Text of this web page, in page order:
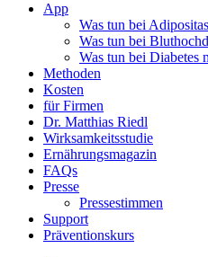
App
Was tun bei
Was tun bei
Was tun bei Diabetes
Methoden
Kosten
für Firmen
Dr. Matthias Riedl
Wirksamkeitsstudie
Ernährungsmagazin
FAQs
Presse
Pressestimmen
Support
Präventionskurs